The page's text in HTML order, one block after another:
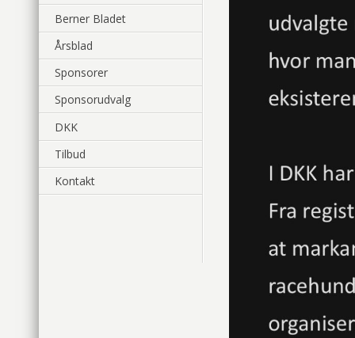
Berner Bladet
Årsblad
Sponsorer
Sponsorudvalg
DKK
Tilbud
Kontakt